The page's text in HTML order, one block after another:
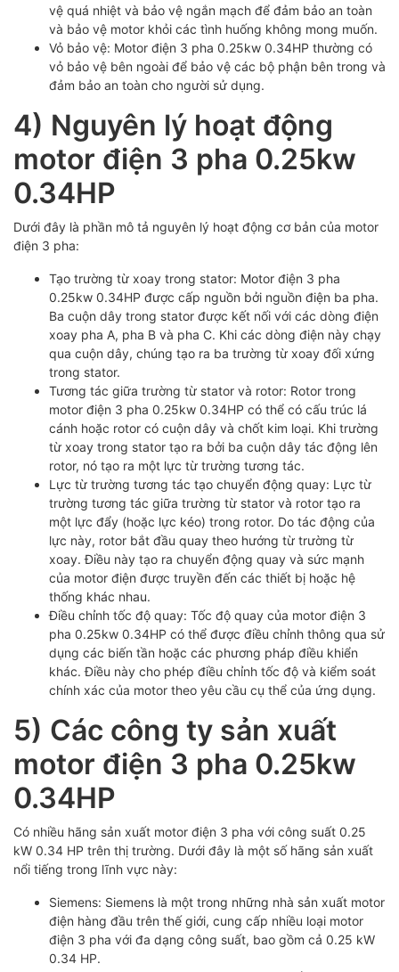
vệ quá nhiệt và bảo vệ ngắn mạch để đảm bảo an toàn
và bảo vệ motor khỏi các tình huống không mong muốn.
Vỏ bảo vệ: Motor điện 3 pha 0.25kw 0.34HP thường có
vỏ bảo vệ bên ngoài để bảo vệ các bộ phận bên trong và
đảm bảo an toàn cho người sử dụng.
4) Nguyên lý hoạt động
motor điện 3 pha 0.25kw
0.34HP
Dưới đây là phần mô tả nguyên lý hoạt động cơ bản của motor
điện 3 pha:
Tạo trường từ xoay trong stator: Motor điện 3 pha
0.25kw 0.34HP được cấp nguồn bởi nguồn điện ba pha.
Ba cuộn dây trong stator được kết nối với các dòng điện
xoay pha A, pha B và pha C. Khi các dòng điện này chạy
qua cuộn dây, chúng tạo ra ba trường từ xoay đối xứng
trong stator.
Tương tác giữa trường từ stator và rotor: Rotor trong
motor điện 3 pha 0.25kw 0.34HP có thể có cấu trúc lá
cánh hoặc rotor có cuộn dây và chốt kim loại. Khi trường
từ xoay trong stator tạo ra bởi ba cuộn dây tác động lên
rotor, nó tạo ra một lực từ trường tương tác.
Lực từ trường tương tác tạo chuyển động quay: Lực từ
trường tương tác giữa trường từ stator và rotor tạo ra
một lực đẩy (hoặc lực kéo) trong rotor. Do tác động của
lực này, rotor bắt đầu quay theo hướng từ trường từ
xoay. Điều này tạo ra chuyển động quay và sức mạnh
của motor điện được truyền đến các thiết bị hoặc hệ
thống khác nhau.
Điều chỉnh tốc độ quay: Tốc độ quay của motor điện 3
pha 0.25kw 0.34HP có thể được điều chỉnh thông qua sử
dụng các biến tần hoặc các phương pháp điều khiển
khác. Điều này cho phép điều chỉnh tốc độ và kiểm soát
chính xác của motor theo yêu cầu cụ thể của ứng dụng.
5) Các công ty sản xuất
motor điện 3 pha 0.25kw
0.34HP
Có nhiều hãng sản xuất motor điện 3 pha với công suất 0.25
kW 0.34 HP trên thị trường. Dưới đây là một số hãng sản xuất
nổi tiếng trong lĩnh vực này:
Siemens: Siemens là một trong những nhà sản xuất motor
điện hàng đầu trên thế giới, cung cấp nhiều loại motor
điện 3 pha với đa dạng công suất, bao gồm cả 0.25 kW
0.34 HP.